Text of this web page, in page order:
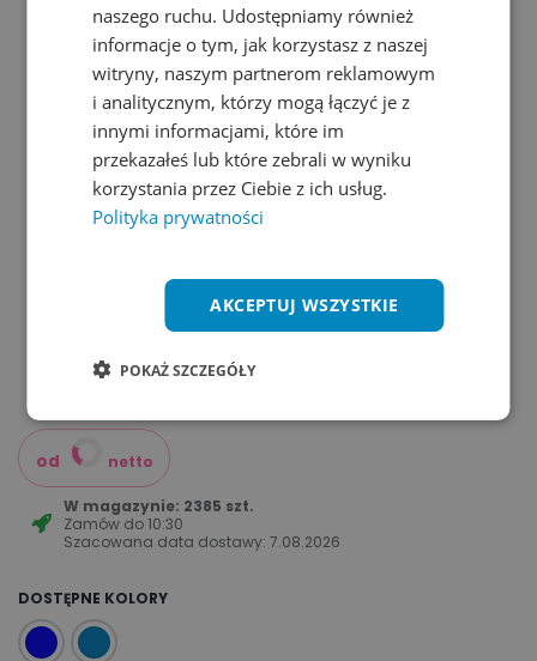
od netto
W magazynie: 2385 szt.
Zamów do10:30
Szacowana data dostawy:7.08.2026
DOSTĘPNE KOLORY
naszego ruchu. Udostępniamy również
informacje o tym, jak korzystasz z naszej
witryny, naszym partnerom reklamowym
i analitycznym, którzy mogą łączyć je z
innymi informacjami, które im
przekazałeś lub które zebrali w wyniku
korzystania przez Ciebie z ich usług.
Polityka prywatności
AKCEPTUJ WSZYSTKIE
POKAŻ SZCZEGÓŁY